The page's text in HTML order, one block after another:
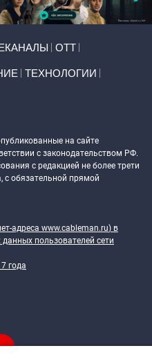
ОТТ
ТЕХНОЛОГИИ
на сайте
с законодательством РФ.
с редакцией не более трети
с обязательной прямой
адреса www.cableman.ru) в
пользователей сети
года